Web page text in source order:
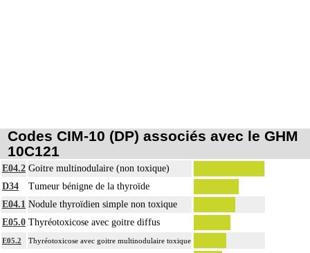
Codes CIM-10 (DP) associés avec le GHM
10C121
E04.2 Goitre multinodulaire (non toxique)
D34
Tumeur bénigne de la thyroïde
E04.1 Nodule thyroïdien simple non toxique
E05.0 Thyréotoxicose avec goitre diffus
E05.2 Thyréotoxicose avec goitre multinodulaire toxique